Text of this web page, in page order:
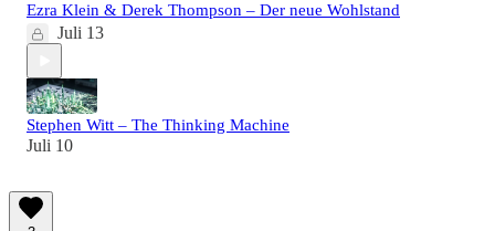
Ezra Klein & Derek Thompson – Der neue Wohlstand
Juli 13
Stephen Witt – The Thinking Machine
Juli 10